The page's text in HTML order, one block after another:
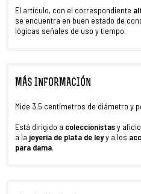
El artículo, con el correspondiente
se encuentra en buen estado de
lógicas señales de uso y tiempo.
MÁS INFORMACIÓN
Mide 3,5 centímetros de diámetro y
Está dirigido a coleccionistasy
a la joyería de plata de leyy a los
para dama.